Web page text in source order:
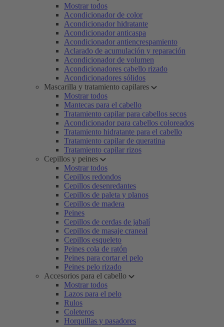
Mostrar todos
Acondicionador de color
Acondicionador hidratante
Acondicionador anticaspa
Acondicionador antiencrespamiento
Aclarado de acumulación y reparación
Acondicionador de volumen
Acondicionadores cabello rizado
Acondicionadores sólidos
Mascarilla y tratamiento capilares
Mostrar todos
Mantecas para el cabello
Tratamiento capilar para cabellos secos
Acondicionador para cabellos coloreados
Tratamiento hidratante para el cabello
Tratamiento capilar de queratina
Tratamiento capilar rizos
Cepillos y peines
Mostrar todos
Cepillos redondos
Cepillos desenredantes
Cepillos de paleta y planos
Cepillos de madera
Peines
Cepillos de cerdas de jabalí
Cepillos de masaje craneal
Cepillos esqueleto
Peines cola de ratón
Peines para cortar el pelo
Peines pelo rizado
Accesorios para el cabello
Mostrar todos
Lazos para el pelo
Rulos
Coleteros
Horquillas y pasadores